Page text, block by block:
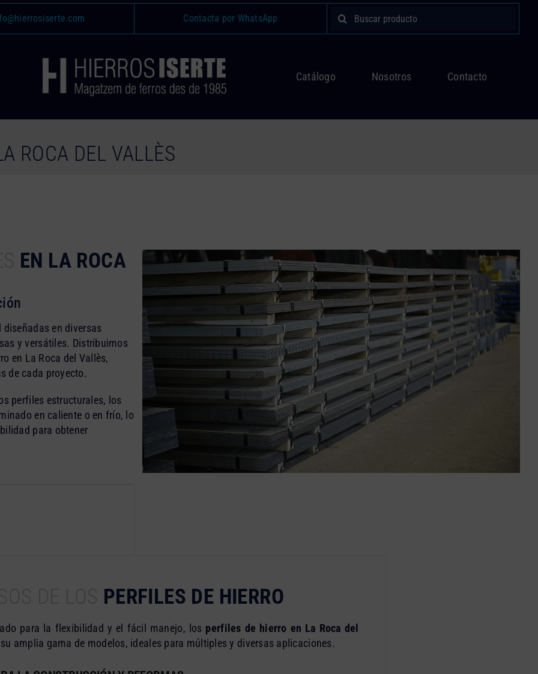
Contacta por WhatsApp Buscar:
Catálogo Nosotros Contacto
ROCA DEL VALLÈS
EN LA ROCA
en diversas
y versátiles. Distribuimos
en La Roca del Vallès,
de cada proyecto.
perfiles estructurales, los
en caliente o en frío, lo
para obtener
PERFILES DE HIERRO
para la flexibilidad y el fácil manejo, los perfiles de hierro en La Roca del
amplia gama de modelos, ideales para múltiples y diversas aplicaciones.